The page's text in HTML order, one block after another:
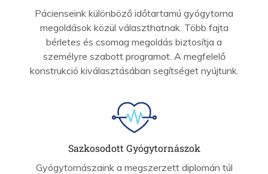
Pácienseink különböző időtartamú gyógytorna
megoldások közül választhatnak. Több fajta
bérletes és csomag megoldás biztosítja a
személyre szabott programot. A megfelelő
konstrukció kiválasztásában segítséget nyújtunk.
Sazkosodott Gyógytornászok
Gyógytornászaink a megszerzett diplomán túl